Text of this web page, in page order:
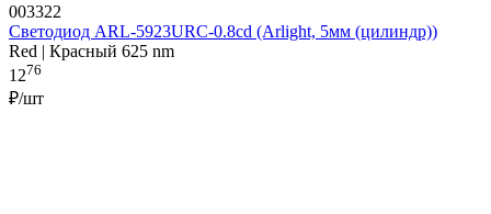
003322
Светодиод ARL-5923URC-0.8cd (Arlight, 5мм (цилиндр))
Red | Красный 625 nm
1276
₽/шт